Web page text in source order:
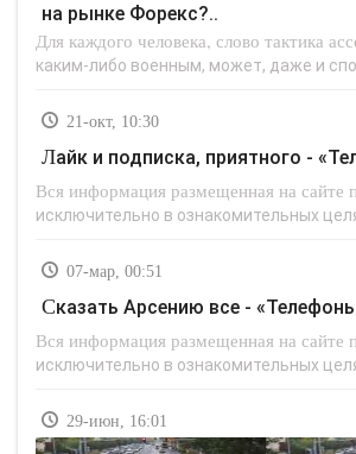
на рынке Форекс?..
Для каждого человека, слово тактика
каким-либо военным, может, даже и
21-окт, 10:30
Лайк и подписка, приятного -
Вся информация размещенная на сайте
исключительно в ознакомительных
07-мар, 00:51
Сказать Арсению все -
Вся информация размещенная на сайте
исключительно в ознакомительных
29-июн, 16:01